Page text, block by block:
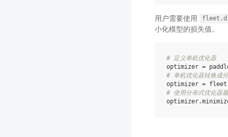
用户需要使用
小化模型的损失值。
# 定义单机优化器
optimizer =
# 单机优化器转换成
optimizer = fleet
# 使用分布式优化
optimizer.